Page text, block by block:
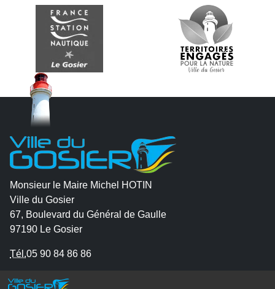
Monsieur le Maire Michel HOTIN
Ville du Gosier
67, Boulevard du Général de Gaulle
97190 Le Gosier
Tél.05 90 84 86 86
Envoyer un email